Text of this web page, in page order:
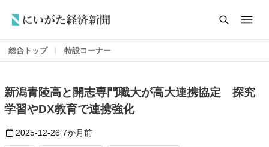
総合トップ 特設コーナー
新潟青陵高と開志専門職大が高大連携協定 探究
学習やDX教育で連携強化
2025-12-26 7か月前